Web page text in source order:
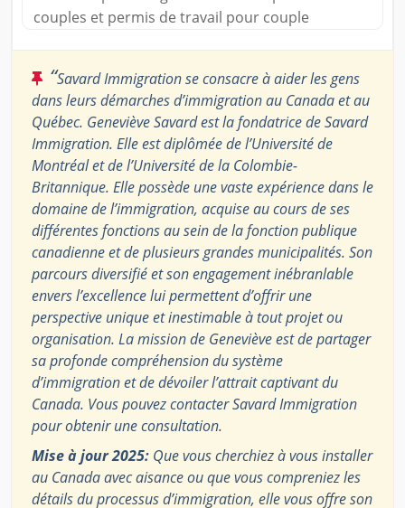
couples et permis de travail pour couple
“Savard Immigration se consacre à aider les gens
dans leurs démarches d’immigration au Canada et au
Québec. Geneviève Savard est la fondatrice de Savard
Immigration. Elle est diplômée de l’Université de
Montréal et de l’Université de la Colombie-
Britannique. Elle possède une vaste expérience dans le
domaine de l’immigration, acquise au cours de ses
différentes fonctions au sein de la fonction publique
canadienne et de plusieurs grandes municipalités. Son
parcours diversifié et son engagement inébranlable
envers l’excellence lui permettent d’offrir une
perspective unique et inestimable à tout projet ou
organisation. La mission de Geneviève est de partager
sa profonde compréhension du système
d’immigration et de dévoiler l’attrait captivant du
Canada. Vous pouvez contacter Savard Immigration
pour obtenir une consultation.
Mise à jour 2025: Que vous cherchiez à vous installer
au Canada avec aisance ou que vous compreniez les
détails du processus d’immigration, elle vous offre son